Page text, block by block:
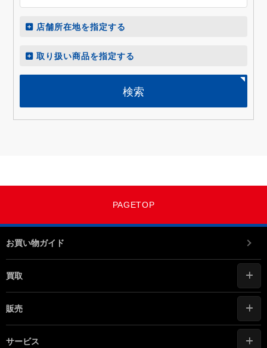
店舗所在地を指定する
取り扱い商品を指定する
検索
PAGETOP
お買い物ガイド
買取
販売
サービス